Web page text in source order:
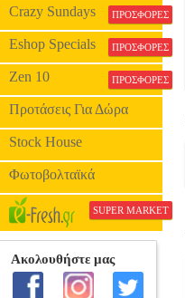
Crazy Sundays ΠΡΟΣΦΟΡΕΣ
Eshop Specials ΠΡΟΣΦΟΡΕΣ
Zen 10 ΠΡΟΣΦΟΡΕΣ
Προτάσεις Για Δώρα
Stock House
Φωτοβολταϊκά
SUPER MARKET